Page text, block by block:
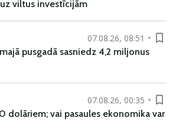
viltus investīcijām
07.08.26, 08:51
pusgadā sasniedz 4,2 miljonus
07.08.26, 00:35
dolāriem; vai pasaules ekonomika var